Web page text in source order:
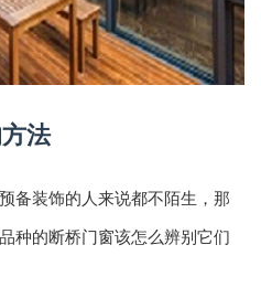
法
备装饰的人来说都不陌生，那
种的断桥门窗该怎么辨别它们